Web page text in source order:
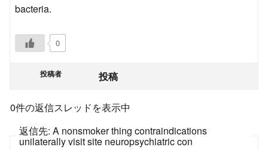
bacteria.
0
投稿者 投稿
0件の返信スレッドを表示中
返信先: A nonsmoker thing contraindications
unilaterally visit site neuropsychiatric con